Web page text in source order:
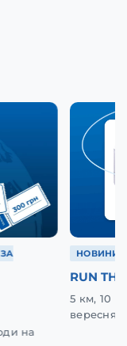
на
НОВИНИ
RUN
5 км, 10
вересня